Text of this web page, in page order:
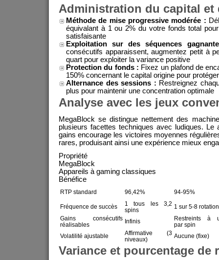
Administration du capital et
Méthode de mise progressive modérée :
équivalant à 1 ou 2% du votre fonds total
satisfaisante
Exploitation sur des séquences
consécutifs apparaissent, augmentez petit à
quart pour exploiter la variance positive
Protection du fonds : Fixez un plafond de
150% concernant le capital origine pour
Alternance des sessions : Restreignez
plus pour maintenir une concentration optimale
Analyse avec les jeux
MegaBlock se distingue nettement des
plusieurs facettes techniques avec ludiques. Le
gains encourage les victoires moyennes
rares, produisant ainsi une expérience mieux
Propriété
MegaBlock
Appareils à gaming classiques
Bénéfice
RTP standard 96,42% 94-95%
Fréquence de succès
1 tous les 3,2
spins
1 sur 5-8
Gains consécutifs
réalisables
Infinis
Restreints à
par spin
Volatilité ajustable
Affirmative (3
niveaux)
Aucune (fixe)
Variance et pourcentage de